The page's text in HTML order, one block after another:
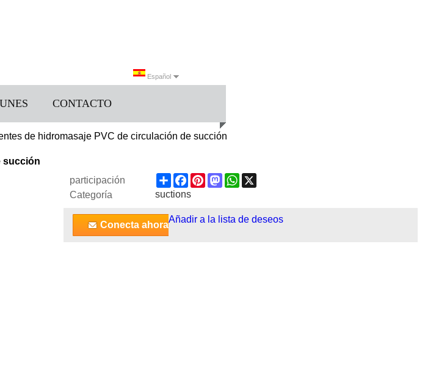
Español
CONTACTO
de hidromasaje PVC de circulación de succión
succión
participación
ShareFacebook
PinterestMastodonWhatsApp
Categoría
suctions
Conecta ahora
Añadir a la lista de deseos